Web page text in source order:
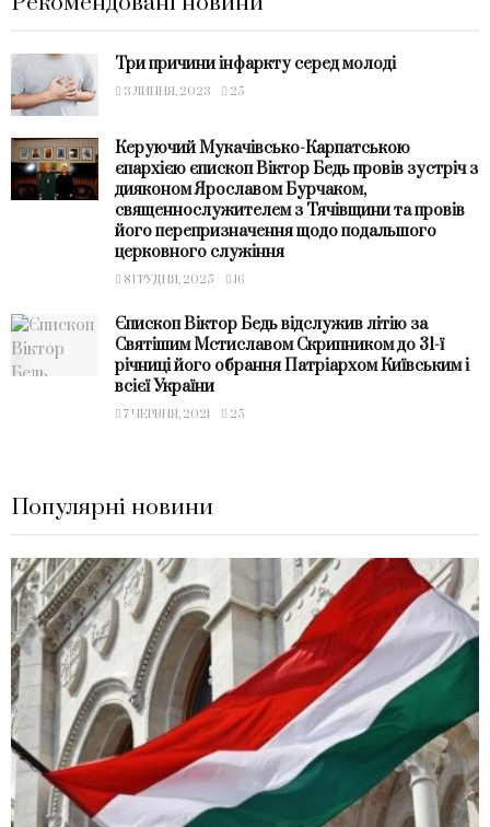
Три причини інфаркту серед молоді
3 ЛИПНЯ, 2023 25
Керуючий Мукачівсько-Карпатською
єпархією єпископ Віктор Бедь провів зустріч з
дияконом Ярославом Бурчаком,
священнослужителем з Тячівщини та провів
його перепризначення щодо подальшого
церковного служіння
8 ГРУДНЯ, 2025 16
Єпископ Віктор Бедь відслужив літію за
Святішим Мстиславом Скрипником до 31-ї
річниці його обрання Патріархом Київським і
всієї України
7 ЧЕРВНЯ, 2021 25
Популярні новини